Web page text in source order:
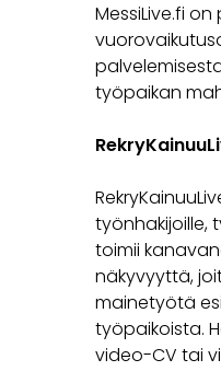
MessiLive.fi
työpaikan
työnhakijoille,
toimii
näkyvyyttä,
mainetyötä
työpaikoista.
video-CV tai